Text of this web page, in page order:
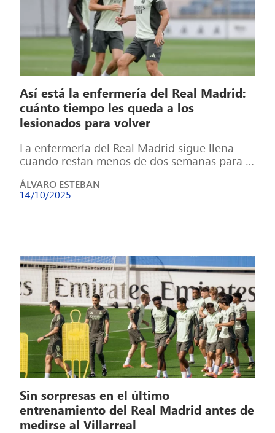
Así está la enfermería del Real Madrid:
cuánto tiempo les queda a los
lesionados para volver
La enfermería del Real Madrid sigue llena
cuando restan menos de dos semanas para el
[…]
ÁLVARO ESTEBAN
14/10/2025
Sin sorpresas en el último
entrenamiento del Real Madrid antes de
medirse al Villarreal